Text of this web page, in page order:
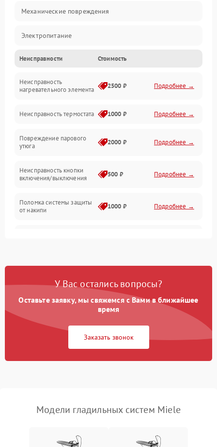
Механические повреждения
Электропитание
Пар
Герметичность
Электроника/Механические
Неисправности Стоимость
Неисправность
нагревательного элемента
2500 ₽ Подробнее →
Неисправность термостата 1000 ₽ Подробнее →
Повреждение парового
утюга
2000 ₽ Подробнее →
Неисправность кнопки
включения/выключения
500 ₽ Подробнее →
Поломка системы защиты
от накипи
1000 ₽ Подробнее →
Поломка системы
Неисправность системы
2000 ₽ Подробнее →
Поломка сетевого шнура 500 ₽ Подробнее →
Неисправность системы
У Вас остались вопросы?
Оставьте заявку, мы свяжемся с Вами в ближайшее
время
Заказать звонок
Модели гладильных систем Miele